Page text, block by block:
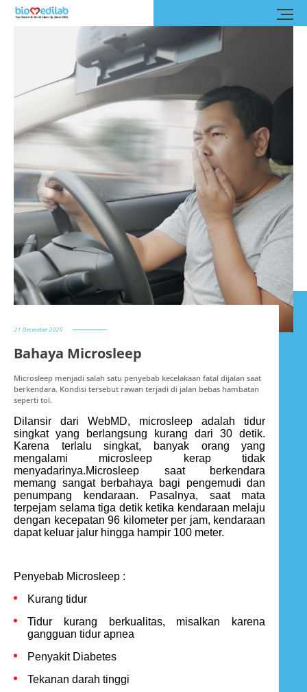
21 December 2025
Bahaya Microsleep
Microsleep menjadi salah satu penyebab kecelakaan fatal dijalan saat
berkendara. Kondisi tersebut rawan terjadi di jalan bebas hambatan
seperti tol.
Dilansir dari WebMD, microsleep adalah tidur
singkat yang berlangsung kurang dari 30 detik.
Karena terlalu singkat, banyak orang yang
mengalami microsleep kerap tidak
menyadarinya.Microsleep saat berkendara
memang sangat berbahaya bagi pengemudi dan
penumpang kendaraan. Pasalnya, saat mata
terpejam selama tiga detik ketika kendaraan melaju
dengan kecepatan 96 kilometer per jam, kendaraan
dapat keluar jalur hingga hampir 100 meter.
Penyebab Microsleep :
Kurang tidur
Tidur kurang berkualitas, misalkan karena
gangguan tidur apnea
Penyakit Diabetes
Tekanan darah tinggi